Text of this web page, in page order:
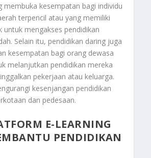
membuka kesempatan bagi individu
terpencil atau yang memiliki
untuk mengakses pendidikan
Selain itu, pendidikan daring juga
kesempatan bagi orang dewasa
melanjutkan pendidikan mereka
pekerjaan atau keluarga.
kesenjangan pendidikan
dan pedesaan.
E-LEARNING
PENDIDIKAN